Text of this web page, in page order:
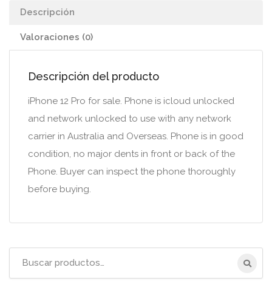
Descripción
Valoraciones (0)
Descripción del producto
iPhone 12 Pro for sale. Phone is icloud unlocked
and network unlocked to use with any network
carrier in Australia and Overseas. Phone is in good
condition, no major dents in front or back of the
Phone. Buyer can inspect the phone thoroughly
before buying.